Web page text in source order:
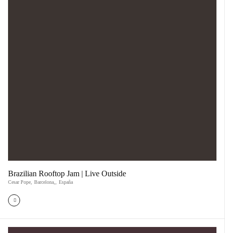
Brazilian Rooftop Jam | Live Outside
Cesar Pope Barcelona, España